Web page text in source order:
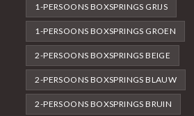
1-PERSOONS BOXSPRINGS GRIJS
1-PERSOONS BOXSPRINGS GROEN
2-PERSOONS BOXSPRINGS BEIGE
2-PERSOONS BOXSPRINGS BLAUW
2-PERSOONS BOXSPRINGS BRUIN